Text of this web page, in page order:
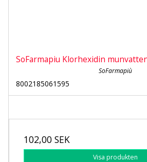
SoFarmapiu Klorhexidin
SoFarmapiù
8002185061595
102,00 SEK
Visa produkten